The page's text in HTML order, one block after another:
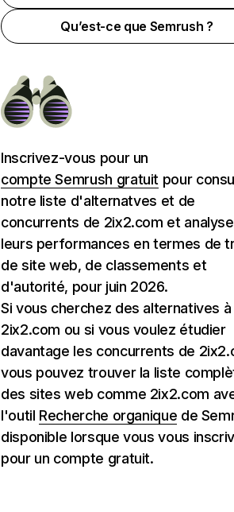
Qu’est-ce que Semrush ?
Inscrivez-vous pour un
compte Semrush gratuit pour
notre liste d'alternatves et de
concurrents de 2ix2.com et
leurs performances en termes de
de site web, de classements et
d'autorité, pour juin 2026.
Si vous cherchez des alternatives à
2ix2.com ou si vous voulez étudier
davantage les concurrents de
vous pouvez trouver la liste
des sites web comme 2ix2.com
l'outil Recherche organique de
disponible lorsque vous vous
pour un compte gratuit.